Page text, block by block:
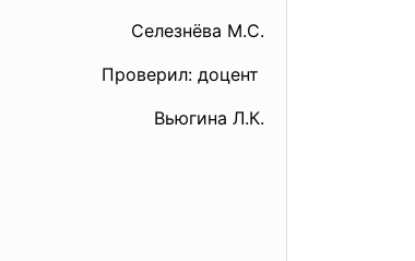
Селезнёва М.С.
Проверил: доцент
Вьюгина Л.К.